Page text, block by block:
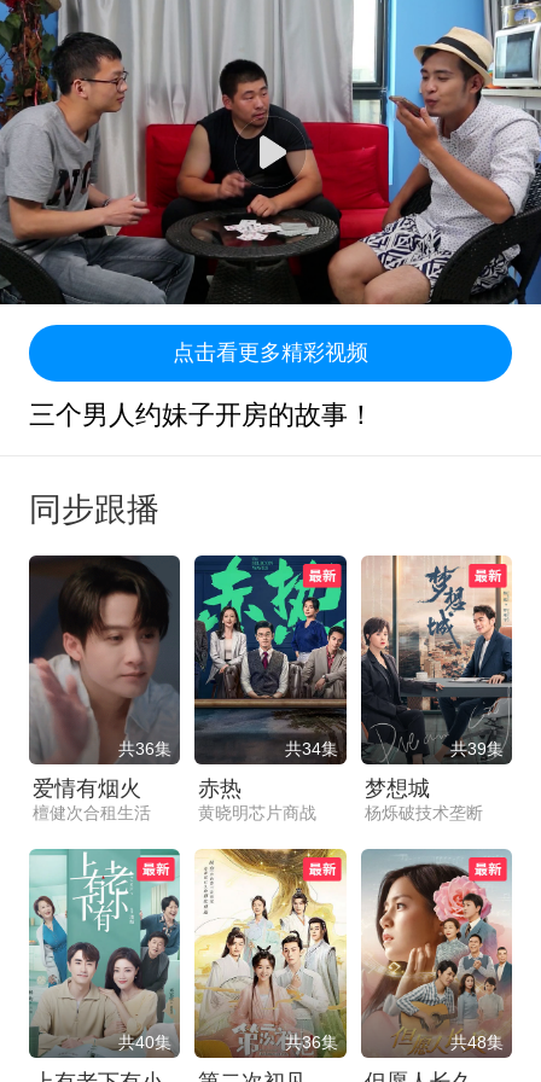
点击看更多精彩视频
三个男人约妹子开房的故事！
同步跟播
共36集
爱情有烟火
檀健次合租生活
共34集
赤热
黄晓明芯片商战
共39集
梦想城
杨烁破技术垄断
共40集 共36集 共48集